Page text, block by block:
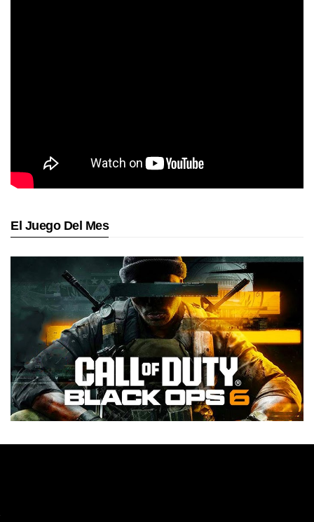
El Juego Del Mes